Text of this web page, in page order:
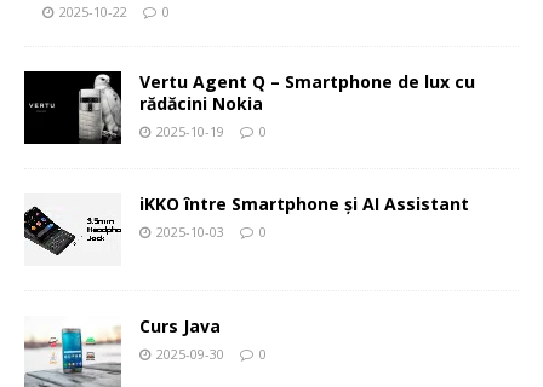
2025-10-22 0
Vertu Agent Q – Smartphone de lux cu
rădăcini Nokia
2025-10-19 0
iKKO între Smartphone și AI Assistant
2025-10-03 0
Curs Java
2025-09-30 0